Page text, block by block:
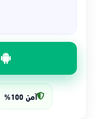
آمن 100%